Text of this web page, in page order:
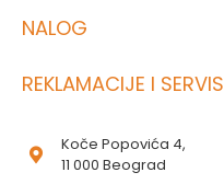
NALOG
REKLAMACIJE I SERVIS
Koče Popovića 4,
11 000 Beograd